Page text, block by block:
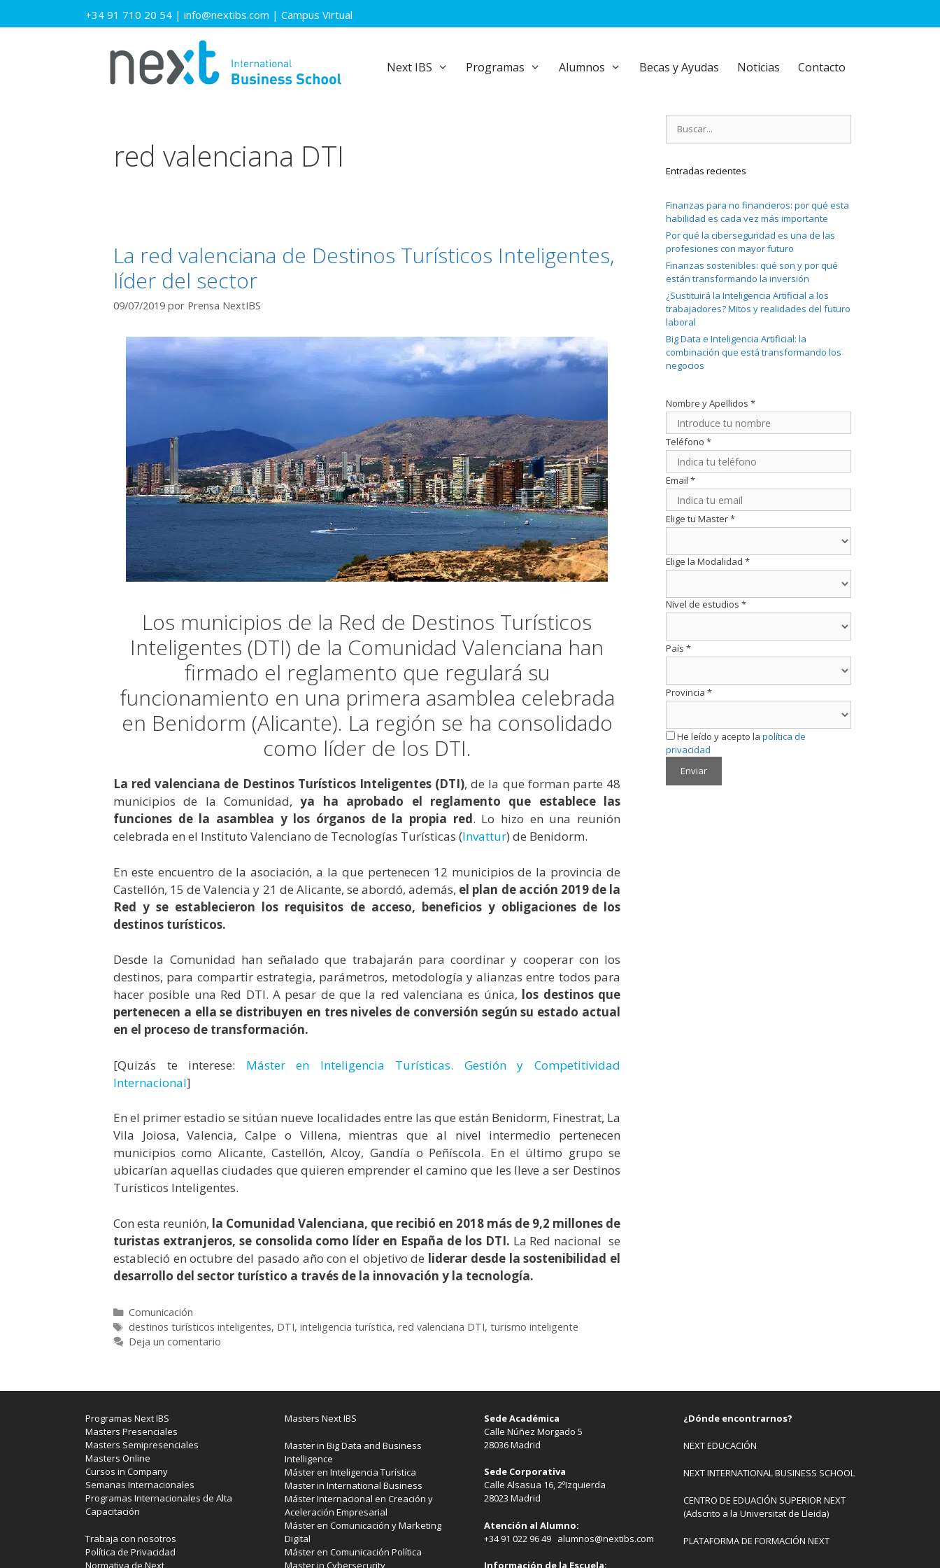
al
+34 91 710 20 54 | info@nextibs.com | Campus Virtual
Next IBS Programas Alumnos Becas y Ayudas Noticias Contacto
red valenciana DTI
La red valenciana de Destinos Turísticos Inteligentes,
líder del sector
09/07/2019 por Prensa NextIBS
Los municipios de la Red de Destinos Turísticos
Inteligentes (DTI) de la Comunidad Valenciana han
firmado el reglamento que regulará su
funcionamiento en una primera asamblea celebrada
en Benidorm (Alicante). La región se ha consolidado
como líder de los DTI.
La red valenciana de Destinos Turísticos Inteligentes (DTI), de la que forman parte 48
municipios de la Comunidad,ya ha aprobado el reglamento que establece las
funciones de la asamblea y los órganos de la propia red. Lo hizo en una reunión
celebrada en el Instituto Valenciano de Tecnologías Turísticas (Invattur) de Benidorm.
En este encuentro de la asociación, a la que pertenecen 12 municipios de la provincia de
Castellón, 15 de Valencia y 21 de Alicante, se abordó, además, el plan de acción 2019 de la
Red y se establecieron los requisitos de acceso, beneficios y obligaciones de los
destinos turísticos.
Desde la Comunidad han señalado que trabajarán para coordinar y cooperar con los
destinos, para compartir estrategia, parámetros, metodología y alianzas entre todos para
hacer posible una Red DTI. A pesar de que la red valenciana es única, los destinos que
pertenecen a ella se distribuyen en tres niveles de conversión según su estado actual
en el proceso de transformación.
[Quizás te interese:
Máster en Inteligencia Turísticas. Gestión y Competitividad
Internacional]
En el primer estadio se sitúan nueve localidades entre las que están Benidorm, Finestrat, La
Vila Joiosa, Valencia, Calpe o Villena, mientras que al nivel intermedio pertenecen
municipios como Alicante, Castellón, Alcoy, Gandía o Peñíscola. En el último grupo se
ubicarían aquellas ciudades que quieren emprender el camino que les lleve a ser Destinos
Turísticos Inteligentes.
Con esta reunión, la Comunidad Valenciana, que recibió en 2018 más de 9,2 millones de
turistas extranjeros, se consolida como líder en España de los DTI. La Red nacional se
estableció en octubre del pasado año con el objetivo de liderar desde la sostenibilidad el
desarrollo del sector turístico a través de la innovación y la tecnología.
Categorías
Comunicación
Etiquetas
destinos turísticos inteligentes, DTI, inteligencia turística, red valenciana DTI, turismo inteligente
Deja un comentario
Entradas recientes
Finanzas para no financieros: por qué esta
habilidad es cada vez más importante
Por qué la ciberseguridad es una de las
profesiones con mayor futuro
Finanzas sostenibles: qué son y por qué
están transformando la inversión
¿Sustituirá la Inteligencia Artificial a los
trabajadores? Mitos y realidades del futuro
laboral
Big Data e Inteligencia Artificial: la
combinación que está transformando los
negocios
Nombre y Apellidos *
Teléfono *
Email *
Elige tu Master*
Elige la Modalidad *
Nivel de estudios *
País *
Provincia *
He leído y acepto la política de
privacidad
Programas Next IBS
Masters Presenciales
Masters Semipresenciales
Masters Online
Cursos in Company
Semanas Internacionales
Programas Internacionales de Alta
Capacitación
Trabaja con nosotros
Política de Privacidad
Normativa de Next
Masters Next IBS
Master in Big Data and Business
Intelligence
Máster en Inteligencia Turística
Master in International Business
Máster Internacional en Creación y
Aceleración Empresarial
Máster en Comunicación y Marketing
Digital
Máster en Comunicación Política
Master in Cybersecurity
Sede Académica
Calle Núñez Morgado 5
28036 Madrid
Sede Corporativa
Calle Alsasua 16, 2ºIzquierda
28023 Madrid
Atención al Alumno:
+34 91 022 96 49 alumnos@nextibs.com
Información de la Escuela:
¿Dónde encontrarnos?
NEXT EDUCACIÓN
NEXT INTERNATIONAL BUSINESS SCHOOL
CENTRO DE EDUACIÓN SUPERIOR NEXT
(Adscrito a la Universitat de Lleida)
PLATAFORMA DE FORMACIÓN NEXT